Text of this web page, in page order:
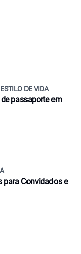
DE VIDA
passaporte em
para Convidados e